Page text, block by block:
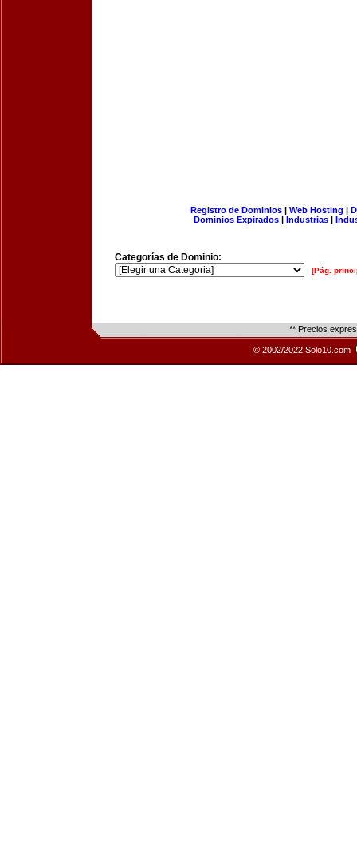
Registro de Dominios| Web Hosting |
Dominios Expirados | Industrias |
Categorías de Dominio:
[Pág.
** Precios
© 2002/2022 Solo10.com